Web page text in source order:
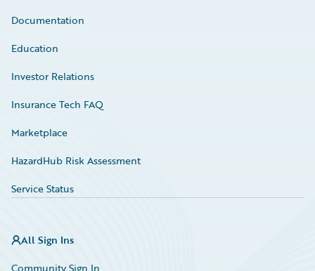
Documentation
Education
Investor Relations
Insurance Tech FAQ
Marketplace
HazardHub Risk Assessment
Service Status
All Sign Ins
Community Sign In